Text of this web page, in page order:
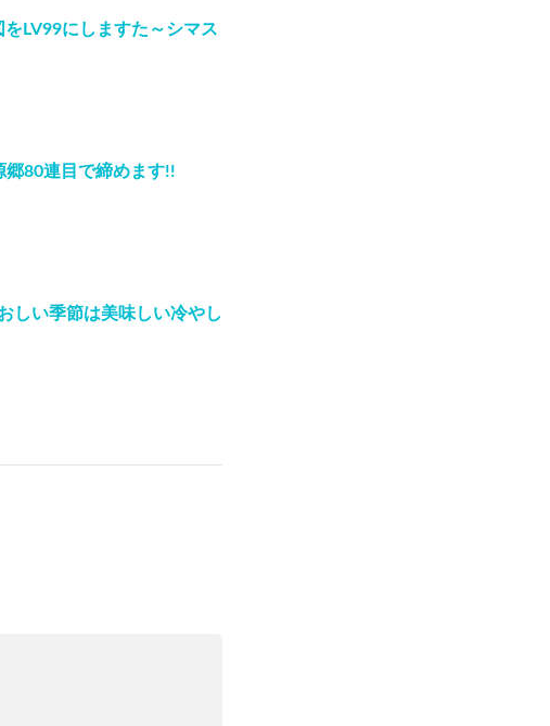
LV99にしますた～シマス
郷80連目で締めます!!
しい季節は美味しい冷やし